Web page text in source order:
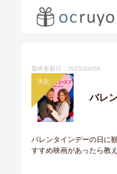
最終更新日：2025/04/08
決定
バレ
バレンタインデーの日に
すすめ映画があったら教